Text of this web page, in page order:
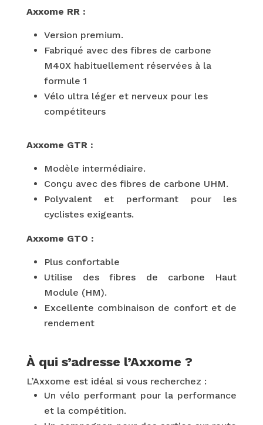
Axxome RR :
Version premium.
Fabriqué avec des fibres de carbone
M40X habituellement réservées à la
formule 1
Vélo ultra léger et nerveux pour les
compétiteurs
Axxome GTR :
Modèle intermédiaire.
Conçu avec des fibres de carbone UHM.
Polyvalent et performant pour les
cyclistes exigeants.
Axxome GTO :
Plus confortable
Utilise des fibres de carbone Haut
Module (HM).
Excellente combinaison de confort et de
rendement
À qui s’adresse l’Axxome ?
L’Axxome est idéal si vous recherchez :
Un vélo performant pour la performance
et la compétition.